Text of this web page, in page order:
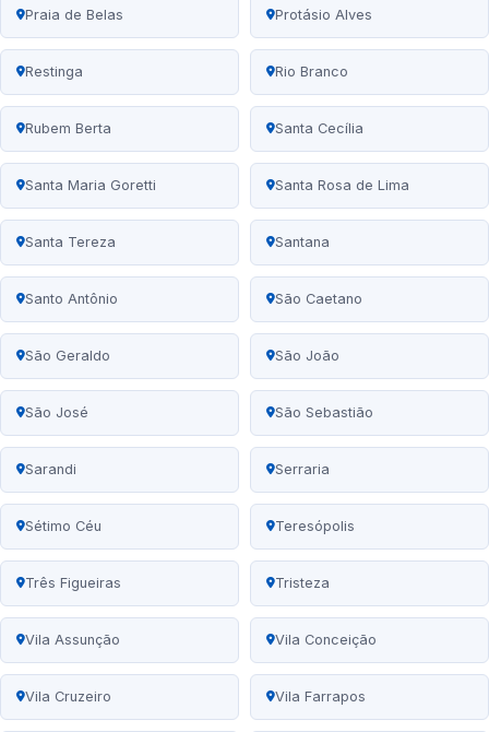
Praia de Belas Protásio Alves
Restinga Rio Branco
Rubem Berta Santa Cecília
Santa Maria Goretti Santa Rosa de Lima
Santa Tereza Santana
Santo Antônio São Caetano
São Geraldo São João
São José São Sebastião
Sarandi Serraria
Sétimo Céu Teresópolis
Três Figueiras Tristeza
Vila Assunção Vila Conceição
Vila Cruzeiro Vila Farrapos